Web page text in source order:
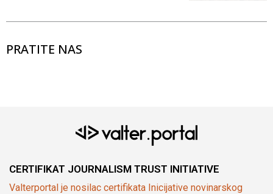
PRATITE NAS
CERTIFIKAT JOURNALISM TRUST INITIATIVE
Valterportal je nosilac certifikata Inicijative novinarskog